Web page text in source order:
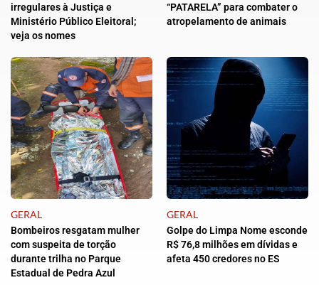
irregulares à Justiça e
Ministério Público Eleitoral;
veja os nomes
“PATARELA” para combater o
atropelamento de animais
GERAL
Bombeiros resgatam mulher
com suspeita de torção
durante trilha no Parque
Estadual de Pedra Azul
GERAL
Golpe do Limpa Nome esconde
R$ 76,8 milhões em dívidas e
afeta 450 credores no ES